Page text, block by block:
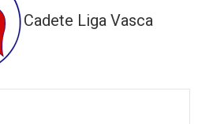
Cadete Liga Vasca